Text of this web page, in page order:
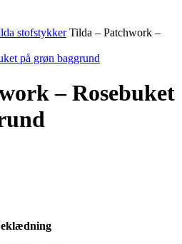
stofstykker Tilda – Patchwork –
– Rosebuket